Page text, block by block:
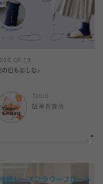
の日も楽しむ♪
Tabio
阪神百貨店